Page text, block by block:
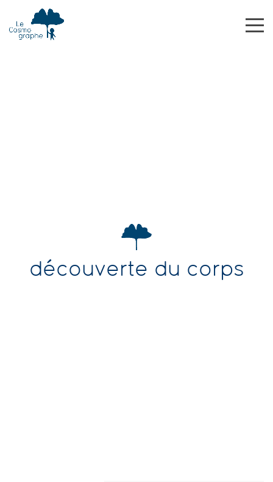
découverte du corps